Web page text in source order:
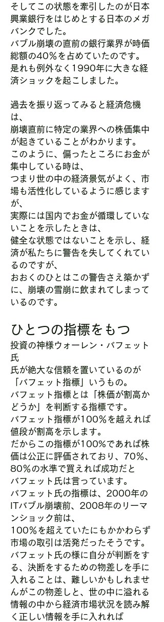
そしてこの状態を牽引したのが日本
興業銀行をはじめとする日本のメガ
バンクでした。
バブル崩壊の直前の銀行業界が時価
総額の40％を占めていたのです。
是れも例外なく1990年に大きな経
済ショックを起こしました。
過去を振り返ってみると経済危機
は、
崩壊直前に特定の業界への株価集中
が起きていることがわかります。
このように、偏ったところにお金が
集中している時は、
つまり世の中の経済景気がよく、市
場も活性化しているように感じます
が、
実際には国内でお金が循環していな
いことを示したときは、
健全な状態ではないことを示し、経
済が私たちに警告を失してくれてい
るのですが、
おおくのひとはこの警告さえ築かず
に、崩壊の雪崩に飲まれてしまって
いるのです。
ひとつの指標をもつ
投資の神様ウォーレン・バフェット
氏
氏が絶大な信頼を置いているのが
「バフェット指標」いうもの。
バフェット指標とは「株価が割高か
どうか」を判断する指標です。
バフェット指標が100％を越えれば
値段が割高を示します。
だからこの指標が100%であれば株
価は公正に評価されており、70％、
80％の水準で買えれば成功だと
バフェット氏は言っています。
バフェット氏の指標は、2000年の
ITバブル崩壊前、2008年のリーマ
ンショック前は、
1 00％を超えていたにもかかわらず
市場の取引は活発だったそうです。
バフェット氏の様に自分が判断をす
る、決断をするための物差しを手に
入れることは、難しいかもしれませ
んがこの物差しと、世の中に溢れる
情報の中から経済市場状況を読み解
く正しい情報を手に入れれば